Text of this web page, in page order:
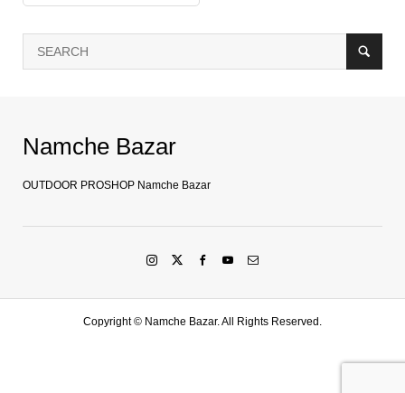
Namche Bazar
OUTDOOR PROSHOP Namche Bazar
Copyright © Namche Bazar. All Rights Reserved.